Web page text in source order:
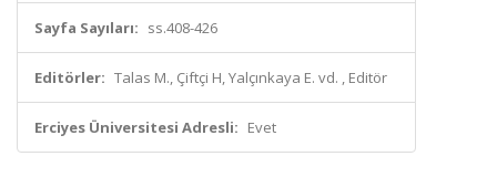
Sayfa Sayıları: ss.408-426
Editörler: Talas M., Çiftçi H, Yalçınkaya E. vd. , Editör
Erciyes Üniversitesi Adresli: Evet